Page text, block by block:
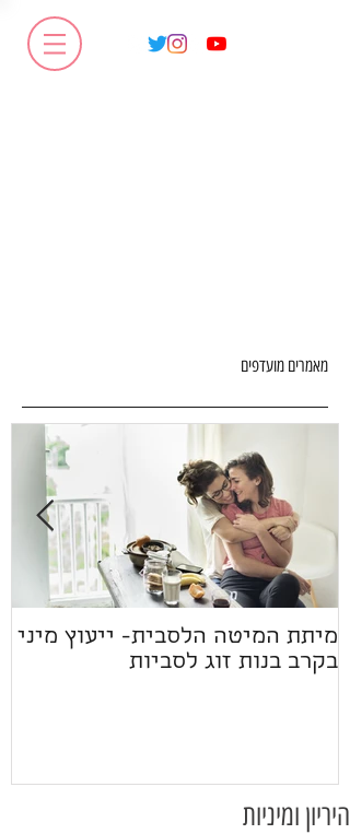
מאמרים מועדפים
מיתת המיטה הלסבית- ייעוץ מיני
בקרב בנות זוג לסביות
היריון ומיניות